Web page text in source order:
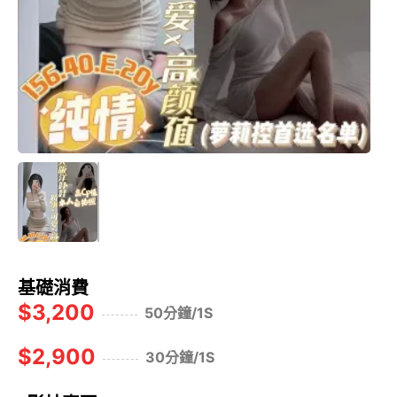
基礎消費
$3,200 50分鐘/1S
$2,900 30分鐘/1S